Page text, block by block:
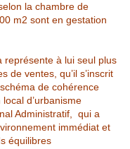
la chambre de
m2 sont en gestation
représente à lui seul plus
de ventes, qu’il s’inscrit
de cohérence
d’urbanisme
Administratif, qui a
immédiat et
équilibres